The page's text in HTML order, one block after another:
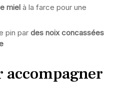
miel à la farce pour une
pin par des noix concassées